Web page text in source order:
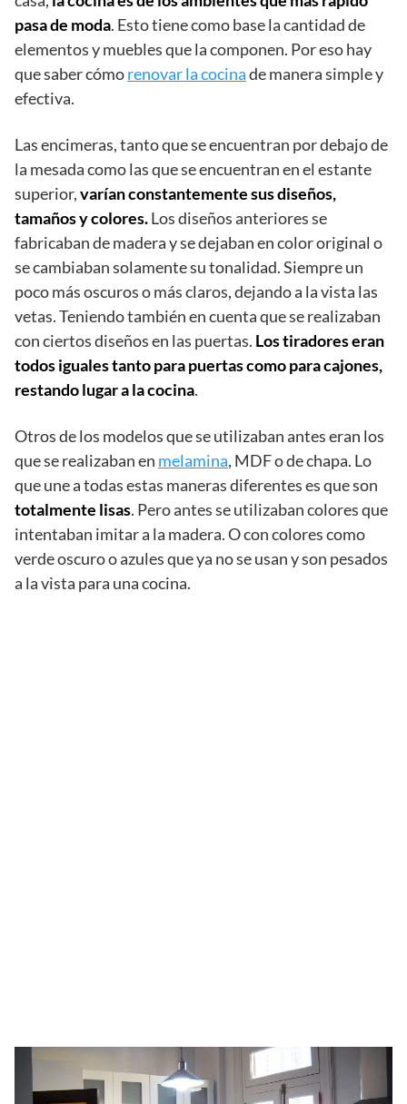
pasa de moda. Esto tiene como base la cantidad de
elementos y muebles que la componen. Por eso hay
que saber cómorenovar la cocinade manera simple y
efectiva.
Las encimeras, tanto que se encuentran por debajo de
la mesada como las que se encuentran en el estante
superior,varían constantemente sus diseños,
tamaños y colores.Los diseños anteriores se
fabricaban de madera y se dejaban en color original o
se cambiaban solamente su tonalidad. Siempre un
poco más oscuros o más claros, dejando a la vista las
vetas. Teniendo también en cuenta que se realizaban
con ciertos diseños en las puertas. Los tiradores eran
todos iguales tanto para puertas como para cajones,
restando lugar a la cocina.
Otros de los modelos que se utilizaban antes eran los
que se realizaban en melamina, MDF o de chapa. Lo
que une a todas estas maneras diferentes es que son
totalmente lisas. Pero antes se utilizaban colores que
intentaban imitar a la madera. O con colores como
verde oscuro o azules que ya no se usan y son pesados
a la vista para una cocina.